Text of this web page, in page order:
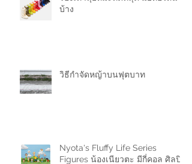
บ้าง
วิธีกำจัดหญ้าบนฟุตบาท
Nyota's Fluffy Life Series
Figures น้องเนียวตะ มีกี่คอล ศิลปิน